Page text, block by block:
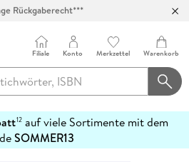
in über 100 Filialen
Filiale Konto Merkzettel Warenkorb
12auf viele Sortimente mit dem
SOMMER13